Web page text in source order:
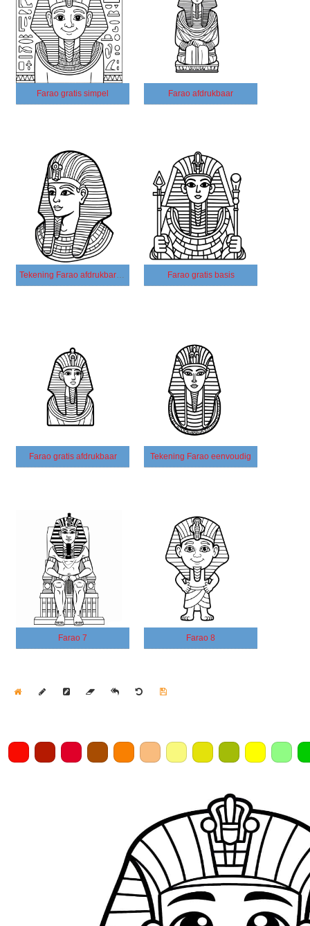
Farao gratis simpel Farao afdrukbaar
Tekening Farao afdrukbare basis Farao gratis basis
Farao gratis afdrukbaar Tekening Farao eenvoudig
Farao 7 Farao 8